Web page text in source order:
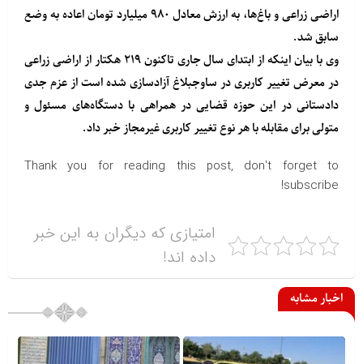
اراضی زراعی و باغ‌ها، به ارزش معادل ۹۸۰ میلیارد تومان اعاده به وضع
سابق شد.
وی با بیان اینکه از ابتدای سال جاری تاکنون ۲۱۹ هکتار از اراضی زراعی
در معرض تغییر کاربری در ساوجبلاغ آزادسازی شده است از عزم جدی
دادستانی در این حوزه قضایی در همراهی با دستگاه‌های مسئول و
متولی برای مقابله با هر نوع تغییر کاربری غیرمجاز خبر داد.
Thank you for reading this post, don't forget to
subscribe!
امتیازی که دیگران به این خبر
داده اند!
اخبار مشابه